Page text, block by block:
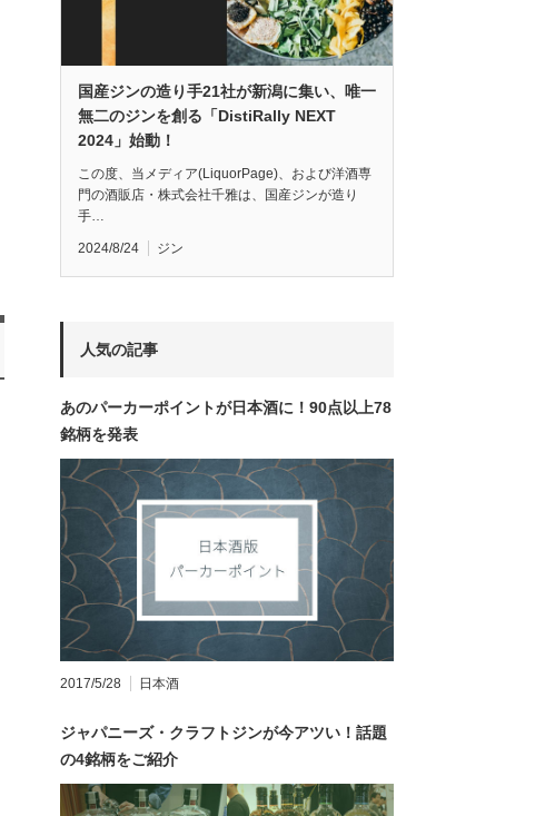
国産ジンの造り手21社が新潟に集い、唯一
無二のジンを創る「DistiRally NEXT
2024」始動！
この度、当メディア(LiquorPage)、および洋酒専
門の酒販店・株式会社千雅は、国産ジンが造り
手…
2024/8/24 ジン
人気の記事
あのパーカーポイントが日本酒に！90点以上78
銘柄を発表
2017/5/28 日本酒
ジャパニーズ・クラフトジンが今アツい！話題
の4銘柄をご紹介